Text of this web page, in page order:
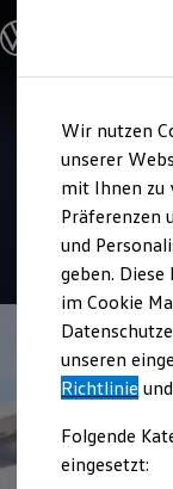
Hauptinhalt
springen
Footer
springen
Modelle &
Modelle
Auf- und
Groß-
Service
Berlin
Wir nutzen
unserer
mit Ihnen zu
Präferenzen
und
geben.
im Cookie
unseren
Richtlinie
Folgende
eingesetzt: